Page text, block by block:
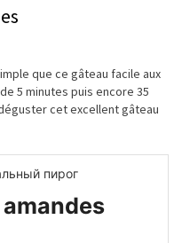
que ce gâteau facile aux
5 minutes puis encore 35
cet excellent gâteau